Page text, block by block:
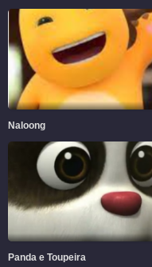
Naloong
Panda e Toupeira